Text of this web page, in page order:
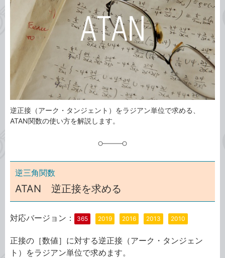
逆正接（アーク・タンジェント）をラジアン単位で求める、
ATAN関数の使い方を解説します。
逆三角関数
ATAN 逆正接を求める
対応バージョン： 365 2019 2016 2013 2010
正接の［数値］に対する逆正接（アーク・タンジェン
ト）をラジアン単位で求めます。